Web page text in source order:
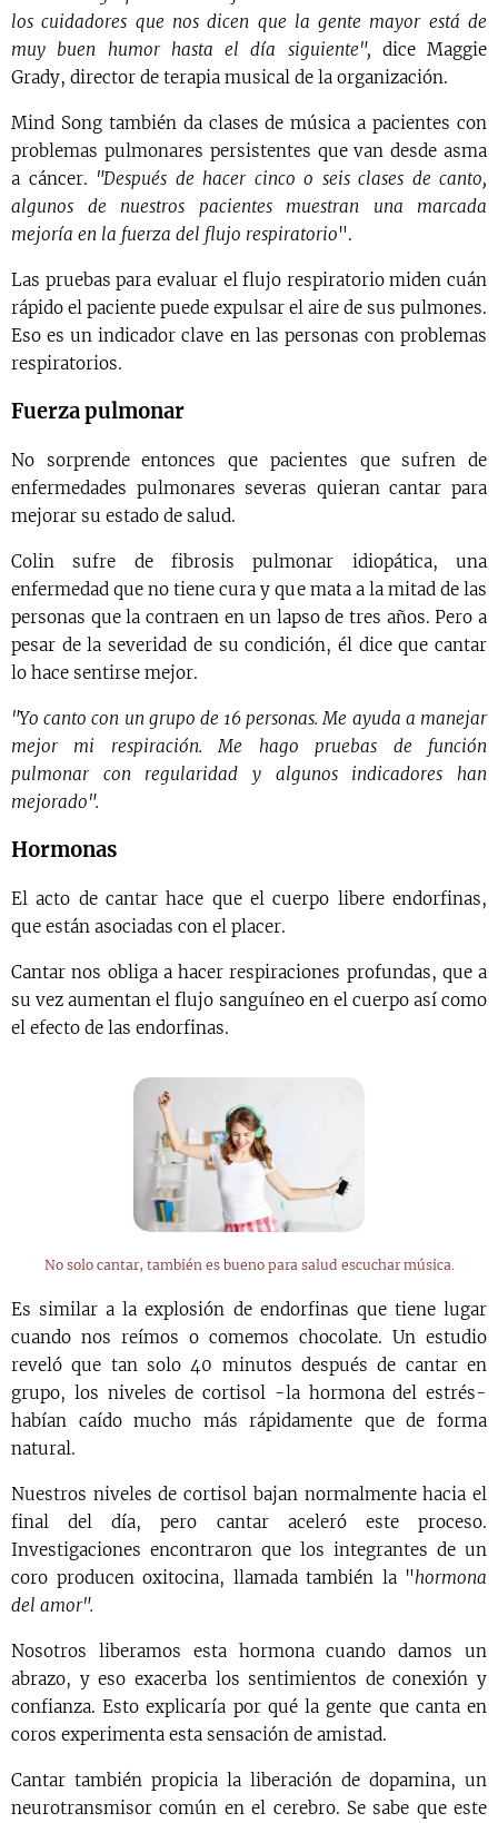
los cuidadores que nos dicen que la gente mayor está de
muy buen humor hasta el día siguiente", dice Maggie
Grady, director de terapia musical de la organización.
Mind Song también da clases de música a pacientes con
problemas pulmonares persistentes que van desde asma
a cáncer. "Después de hacer cinco o seis clases de canto,
algunos de nuestros pacientes muestran una marcada
mejoría en la fuerza del flujo respiratorio".
Las pruebas para evaluar el flujo respiratorio miden cuán
rápido el paciente puede expulsar el aire de sus pulmones.
Eso es un indicador clave en las personas con problemas
respiratorios.
Fuerza pulmonar
No sorprende entonces que pacientes que sufren de
enfermedades pulmonares severas quieran cantar para
mejorar su estado de salud.
Colin sufre de fibrosis pulmonar idiopática, una
enfermedad que no tiene cura y que mata a la mitad de las
personas que la contraen en un lapso de tres años. Pero a
pesar de la severidad de su condición, él dice que cantar
lo hace sentirse mejor.
"Yo canto con un grupo de 16 personas. Me ayuda a manejar
mejor mi respiración. Me hago pruebas de función
pulmonar con regularidad y algunos indicadores han
mejorado".
Hormonas
El acto de cantar hace que el cuerpo libere endorfinas,
que están asociadas con el placer.
Cantar nos obliga a hacer respiraciones profundas, que a
su vez aumentan el flujo sanguíneo en el cuerpo así como
el efecto de las endorfinas.
No solo cantar, también es bueno para salud escuchar música.
Es similar a la explosión de endorfinas que tiene lugar
cuando nos reímos o comemos chocolate. Un estudio
reveló que tan solo 40 minutos después de cantar en
grupo, los niveles de cortisol -la hormona del estrés-
habían caído mucho más rápidamente que de forma
natural.
Nuestros niveles de cortisol bajan normalmente hacia el
final del día, pero cantar aceleró este proceso.
Investigaciones encontraron que los integrantes de un
coro producen oxitocina, llamada también la "hormona
del amor".
Nosotros liberamos esta hormona cuando damos un
abrazo, y eso exacerba los sentimientos de conexión y
confianza. Esto explicaría por qué la gente que canta en
coros experimenta esta sensación de amistad.
Cantar también propicia la liberación de dopamina, un
neurotransmisor común en el cerebro. Se sabe que este